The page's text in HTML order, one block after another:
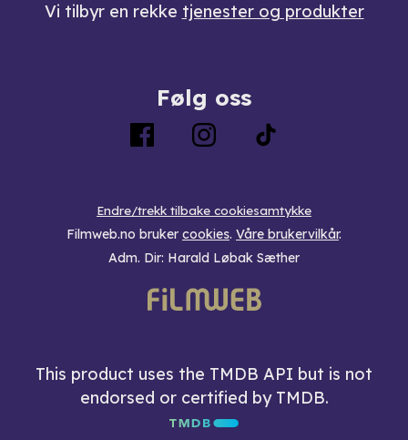
Vi tilbyr en rekke tjenester og produkter
Følg oss
Endre/trekk tilbake cookiesamtykke
Filmweb.no bruker cookies. Våre brukervilkår.
Adm. Dir: Harald Løbak Sæther
This product uses the TMDB API but is not
endorsed or certified by TMDB.